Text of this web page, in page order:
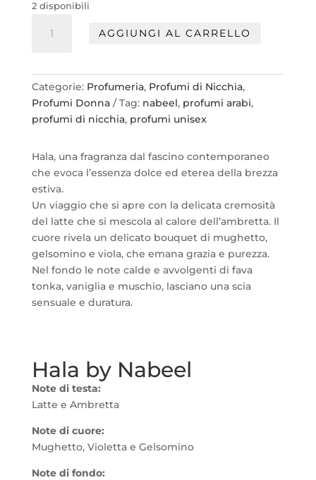
2 disponibili
Hala
spray
quantità
AGGIUNGI AL CARRELLO
Categorie: Profumeria, Profumi di Nicchia,
Profumi Donna
Tag: nabeel, profumi arabi,
profumi di nicchia, profumi unisex
Hala, una fragranza dal fascino contemporaneo
che evoca l’essenza dolce ed eterea della brezza
estiva.
Un viaggio che si apre con la delicata cremosità
del latte che si mescola al calore dell’ambretta. Il
cuore rivela un delicato bouquet di mughetto,
gelsomino e viola, che emana grazia e purezza.
Nel fondo le note calde e avvolgenti di fava
tonka, vaniglia e muschio, lasciano una scia
sensuale e duratura.
Hala by Nabeel
Note di testa:
Latte e Ambretta
Note di cuore:
Mughetto, Violetta e Gelsomino
Note di fondo: